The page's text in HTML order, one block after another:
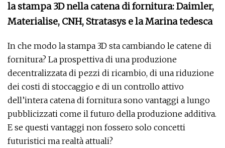
la stampa 3D nella catena di fornitura: Daimler,
Materialise, CNH, Stratasys e la Marina tedesca
In che modo la stampa 3D sta cambiando le catene di
fornitura? La prospettiva di una produzione
decentralizzata di pezzi di ricambio, di una riduzione
dei costi di stoccaggio e di un controllo attivo
dell’intera catena di fornitura sono vantaggi a lungo
pubblicizzati come il futuro della produzione additiva.
E se questi vantaggi non fossero solo concetti
futuristici ma realtà attuali?